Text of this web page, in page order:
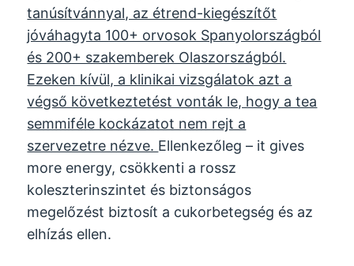
tanúsítvánnyal, az étrend-kiegészítőt
jóváhagyta 100+ orvosok Spanyolországból
és 200+ szakemberek Olaszországból.
Ezeken kívül, a klinikai vizsgálatok azt a
végső következtetést vonták le, hogy a tea
semmiféle kockázatot nem rejt a
szervezetre nézve. Ellenkezőleg – it gives
more energy, csökkenti a rossz
koleszterinszintet és biztonságos
megelőzést biztosít a cukorbetegség és az
elhízás ellen.